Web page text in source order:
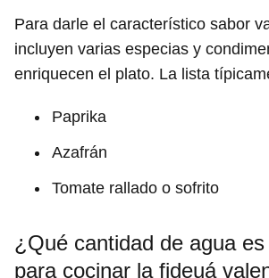
Para darle el característico sabor
incluyen varias especias y
enriquecen el plato. La lista
Paprika
Azafrán
Tomate rallado o sofrito
¿Qué cantidad de agua
para cocinar la fideuá